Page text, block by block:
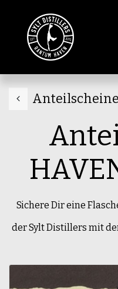
Anteilscheine
Sichere Dir eine
der Sylt Distillers mit